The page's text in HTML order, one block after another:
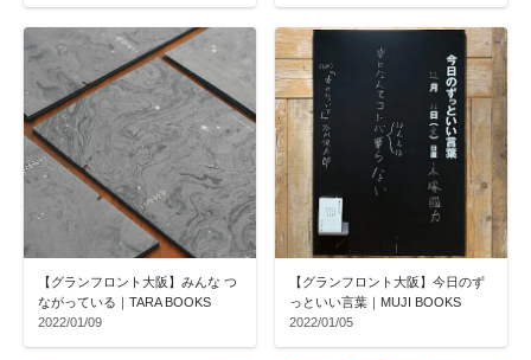
【グランフロント大阪】みんな つ
ながっている｜TARA BOOKS
2022/01/09
【グランフロント大阪】今日のず
っといい言葉｜MUJI BOOKS
2022/01/05